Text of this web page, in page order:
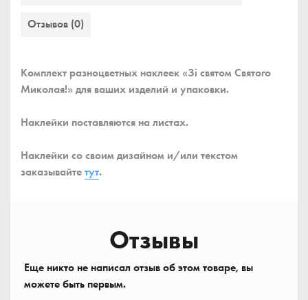
Отзывов (0)
Комплект разноцветных наклеек «Зі святом Святого
Миколая!» для ваших изделий и упаковки.
Наклейки поставляются на листах.
Наклейки со своим дизайном и/или текстом
заказывайтетут.
Отзывы
Еще никто не написал отзыв об этом товаре, вы
можете быть первым.